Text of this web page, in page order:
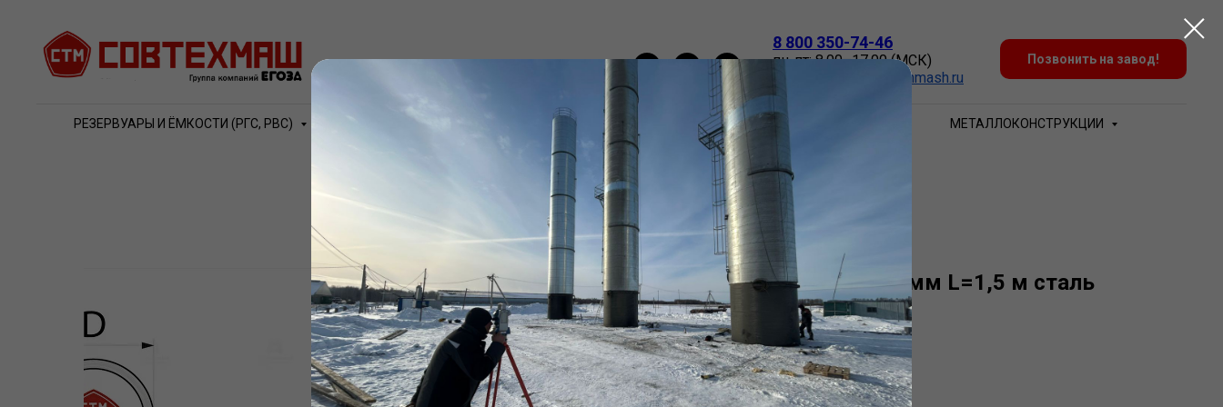
8 800 350-74-46
пн-пт: 8.00–17.00 (МСК)
Zakaz@sovtehmash.ru
Позвонить на завод!
РЕЗЕРВУАРЫ И ЁМКОСТИ (РГС, РВС) ВОДОНАПОРНЫЕ БАШНИ РОЖНОВСКОГО ТРУБЫ
МЕТАЛЛОКОНСТРУКЦИИ
ВАКАНСИИ
КОНТАКТЫ
Труба (обечайка) 2120х16 мм L=1,5 м сталь
ст20 ТУ
SKU:2120х16_ст20
202 946 р.